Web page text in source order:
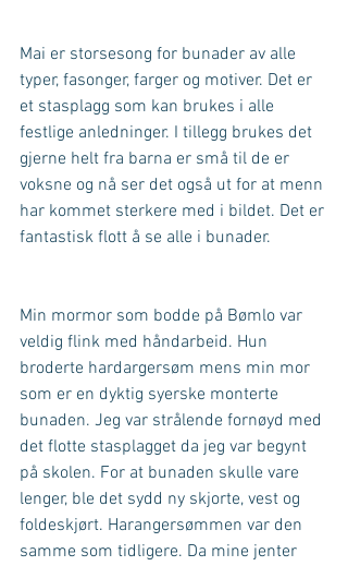
Mai er storsesong for bunader av alle
typer, fasonger, farger og motiver. Det er
et stasplagg som kan brukes i alle
festlige anledninger. I tillegg brukes det
gjerne helt fra barna er små til de er
voksne og nå ser det også ut for at menn
har kommet sterkere med i bildet. Det er
fantastisk flott å se alle i bunader.
Min mormor som bodde på Bømlo var
veldig flink med håndarbeid. Hun
broderte hardargersøm mens min mor
som er en dyktig syerske monterte
bunaden. Jeg var strålende fornøyd med
det flotte stasplagget da jeg var begynt
på skolen. For at bunaden skulle vare
lenger, ble det sydd ny skjorte, vest og
foldeskjørt. Harangersømmen var den
samme som tidligere. Da mine jenter